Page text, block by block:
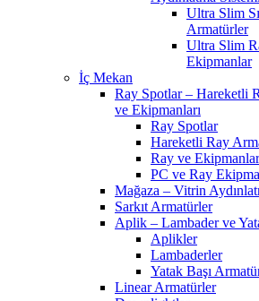
Ultra Slim
Armatürler
Ultra Slim
Ekipmanlar
İç Mekan
Ray Spotlar – Hareketli
ve Ekipmanları
Ray Spotlar
Hareketli Ray
Ray ve
PC ve Ray
Mağaza – Vitrin
Sarkıt Armatürler
Aplik – Lambader ve
Aplikler
Lambaderler
Yatak Başı
Linear Armatürler